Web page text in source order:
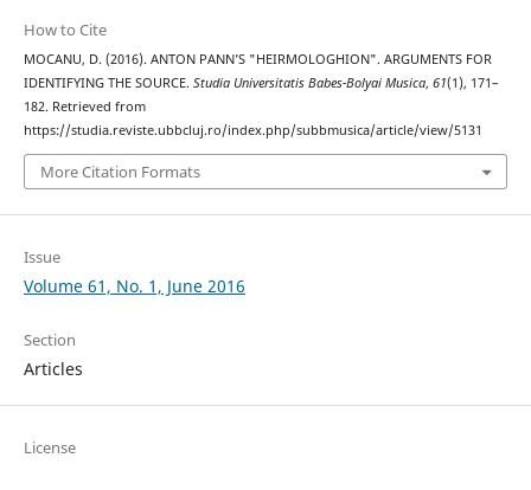
How to Cite
MOCANU, D. (2016). ANTON PANN’S "HEIRMOLOGHION". ARGUMENTS FOR
IDENTIFYING THE SOURCE. Studia Universitatis Babes-Bolyai Musica, 61(1), 171–
182. Retrieved from
https://studia.reviste.ubbcluj.ro/index.php/subbmusica/article/view/5131
More Citation Formats
Issue
Volume 61, No. 1, June 2016
Section
Articles
License